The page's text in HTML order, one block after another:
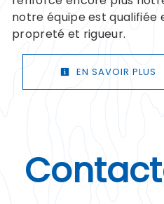
notre équipe est qualifiée
propreté et rigueur.
EN SAVOIR PLUS